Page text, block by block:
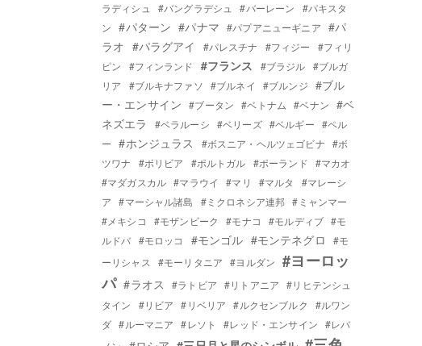
ラディシュ
#バングラデシュ #バーレーン
#パキスタ
ン
#パターン #パナマ #パプアニューギニア #パ
ラオ #パラグアイ #パレスチナ #フィジー
#フィリ
ピン
#フィンランド #フランス #ブラジル #ブルガ
リア
#ブルキナファソ #ブルネイ #ブルンジ #ブル
ー・エンサイン
#ブータン #ベトナム #ベナン #ベ
ネズエラ
#ベラルーシ #ベリーズ #ベルギー #ペル
ー
#ホンジュラス #ボスニア・ヘルツェゴビナ #ボ
ツワナ
#ボリビア #ポルトガル #ポーランド #マカオ
#マダガスカル #マラウイ #マリ #マルタ
#マレーシ
ア
#マーシャル諸島 #ミクロネシア連邦 #ミャンマー
#メキシコ
#モザンビーク #モナコ #モルディブ #モ
ルドバ #モロッコ #モンゴル #モンテネグロ
#モ
ーリシャス
#モーリタニア #ヨルダン
#ヨーロッ
パ #ラオス #ラトビア #リトアニア
#リヒテンシュ
タイン
#リビア #リベリア #ルクセンブルク
#ルワン
ダ #ルーマニア #レソト #レッド・エンサイン #レバ